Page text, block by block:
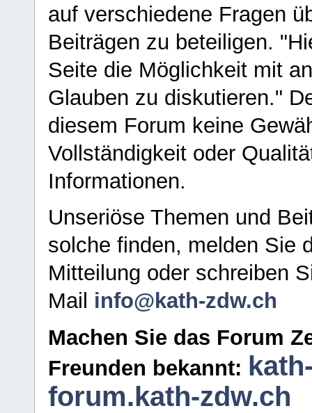
auf verschiedene Fragen
Beiträgen zu beteiligen.
Seite die Möglichkeit mit
Glauben zu diskutieren."
diesem Forum keine
Vollständigkeit oder
Informationen.
Unseriöse Themen und
solche finden, melden Sie
Mitteilung oder schreiben
Mail info@kath-zdw.ch
Machen Sie das Forum
Freunden bekannt:
forum.kath-zdw.ch